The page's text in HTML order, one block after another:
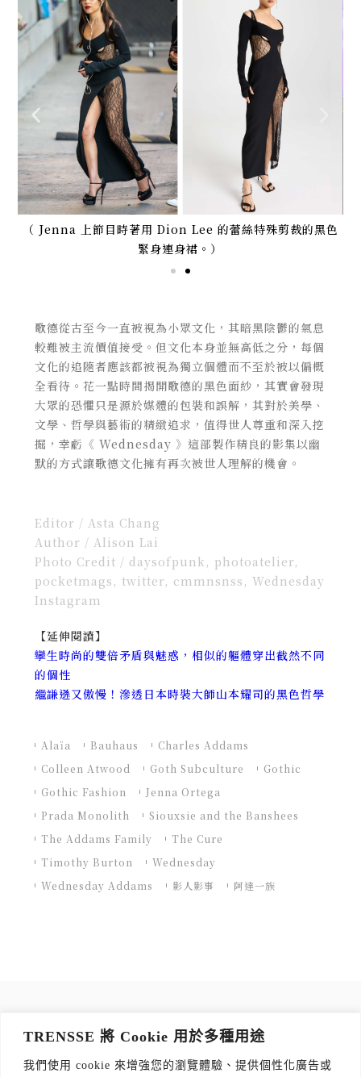
TRENSSE 將 Cookie 用於多種用途
我們使用 cookie 來增強您的瀏覽體驗、提供個性化廣告或
（ Jenna 上節目時著用 Dion Lee 的蕾絲特殊剪裁的黑色
緊身連身裙。）
歌德從古至今一直被視為小眾文化，其暗黑陰鬱的氣息
較難被主流價值接受。但文化本身並無高低之分，每個
文化的追隨者應該都被視為獨立個體而不至於被以偏概
全看待。花一點時間揭開歌德的黑色面紗，其實會發現
大眾的恐懼只是源於媒體的包裝和誤解，其對於美學、
文學、哲學與藝術的精緻追求，值得世人尊重和深入挖
掘，幸虧《 Wednesday 》這部製作精良的影集以幽
默的方式讓歌德文化擁有再次被世人理解的機會。
Editor / Asta Chang
Author / Alison Lai
Photo Credit / daysofpunk, photoatelier,
pocketmags, twitter, cmmnsnss, Wednesday
Instagram
【延伸閱讀】
孿生時尚的雙倍矛盾與魅惑，相似的軀體穿出截然不同
的個性
繼謙遜又傲慢！滲透日本時裝大師山本耀司的黑色哲學
Alaïa Bauhaus
Charles Addams
Colleen Atwood
Goth Subculture
Gothic
Gothic Fashion
Jenna Ortega
Prada Monolith
Siouxsie and the Banshees
The Addams Family
The Cure
Timothy Burton
Wednesday
Wednesday Addams
影人影事 阿達一族
讀出你的品味，每週獲取質感生活 Tips！
訂閱傳思電子報*